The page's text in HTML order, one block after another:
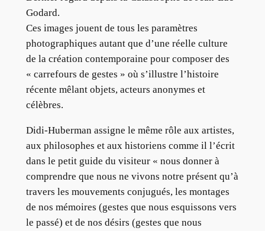
Godard.
Ces images jouent de tous les paramètres
photographiques autant que d’une réelle culture
de la création contemporaine pour composer des
« carrefours de gestes » où s’illustre l’histoire
récente mêlant objets, acteurs anonymes et
célèbres.
Didi-Huberman assigne le même rôle aux artistes,
aux philosophes et aux historiens comme il l’écrit
dans le petit guide du visiteur « nous donner à
comprendre que nous ne vivons notre présent qu’à
travers les mouvements conjugués, les montages
de nos mémoires (gestes que nous esquissons vers
le passé) et de nos désirs (gestes que nous